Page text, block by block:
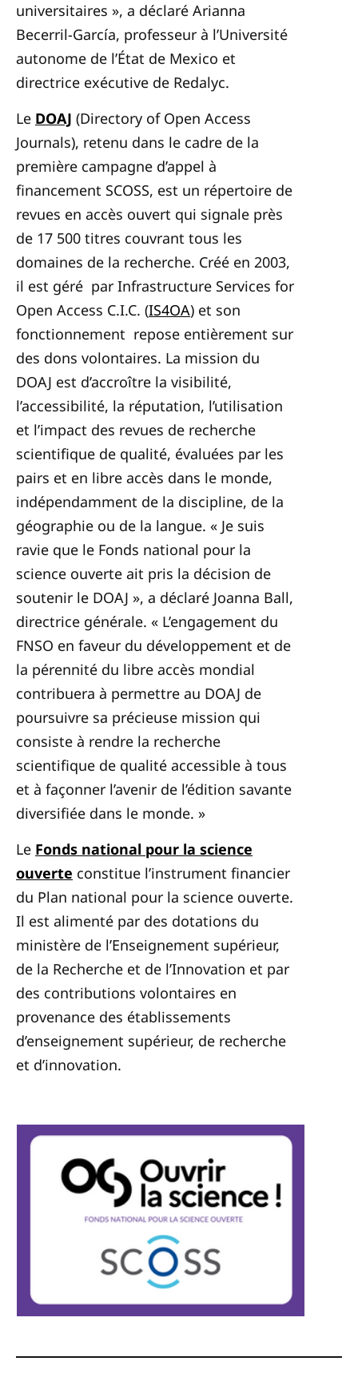
universitaires », a déclaré Arianna
Becerril-García, professeur à l’Université
autonome de l’État de Mexico et
directrice exécutive de Redalyc.
Le DOAJ (Directory of Open Access
Journals), retenu dans le cadre de la
première campagne d’appel à
financement SCOSS, est un répertoire de
revues en accès ouvert qui signale près
de 17 500 titres couvrant tous les
domaines de la recherche. Créé en 2003,
il est géré par Infrastructure Services for
Open Access C.I.C. (IS4OA) et son
fonctionnement repose entièrement sur
des dons volontaires. La mission du
DOAJ est d’accroître la visibilité,
l’accessibilité, la réputation, l’utilisation
et l’impact des revues de recherche
scientifique de qualité, évaluées par les
pairs et en libre accès dans le monde,
indépendamment de la discipline, de la
géographie ou de la langue. « Je suis
ravie que le Fonds national pour la
science ouverte ait pris la décision de
soutenir le DOAJ », a déclaré Joanna Ball,
directrice générale. « L’engagement du
FNSO en faveur du développement et de
la pérennité du libre accès mondial
contribuera à permettre au DOAJ de
poursuivre sa précieuse mission qui
consiste à rendre la recherche
scientifique de qualité accessible à tous
et à façonner l’avenir de l’édition savante
diversifiée dans le monde. »
Le Fonds national pour la science
ouverte constitue l’instrument financier
du Plan national pour la science ouverte.
Il est alimenté par des dotations du
ministère de l’Enseignement supérieur,
de la Recherche et de l’Innovation et par
des contributions volontaires en
provenance des établissements
d’enseignement supérieur, de recherche
et d’innovation.